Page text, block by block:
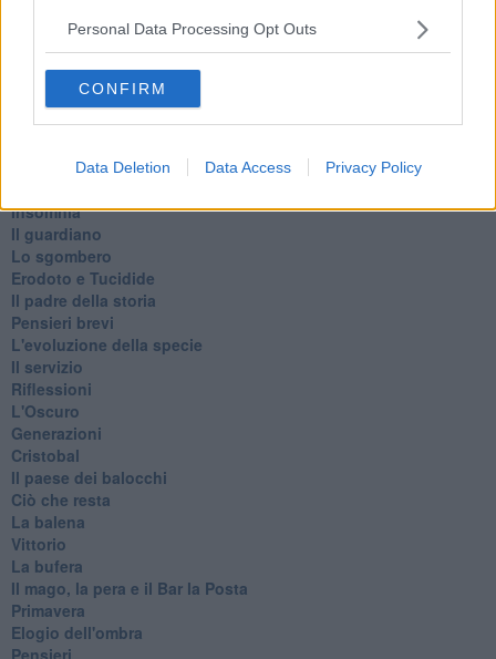
Personal Data Processing Opt Outs
CONFIRM
Data Deletion Data Access Privacy Policy
Confessioni autoreferenziali
Utopie
Estate
Il lago
Il diluvio
Pensieri incoerenti
Insomnia
Il guardiano
Lo sgombero
Erodoto e Tucidide
Il padre della storia
Pensieri brevi
L'evoluzione della specie
Il servizio
Riflessioni
L'Oscuro
Generazioni
Cristobal
Il paese dei balocchi
Ciò che resta
La balena
Vittorio
La bufera
Il mago, la pera e il Bar la Posta
Primavera
Elogio dell'ombra
Pensieri